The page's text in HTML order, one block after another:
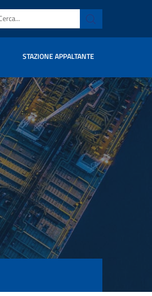
STAZIONE APPALTANTE